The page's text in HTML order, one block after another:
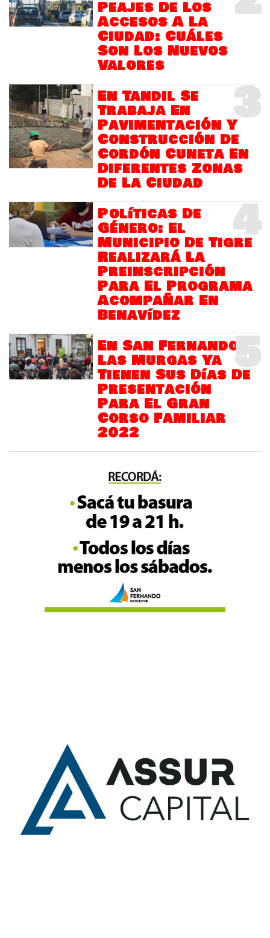
Peajes De Los
Accesos A La
Ciudad: Cuáles
Son Los Nuevos
Valores
3
En Tandil Se
Trabaja En
Pavimentación Y
Construcción De
Cordón Cuneta En
Diferentes Zonas
De La Ciudad
4
Políticas De
Género: El
Municipio De Tigre
Realizará La
Preinscripción
Para El Programa
Acompañar En
Benavídez
5
En San Fernando
Las Murgas Ya
Tienen Sus Días De
Presentación
Para El Gran
Corso Familiar
2022